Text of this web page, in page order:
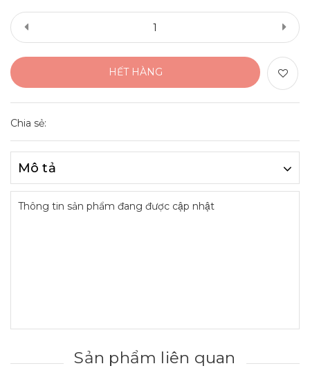
HẾT HÀNG
Chia sẻ:
Mô tả
Thông tin sản phẩm đang được cập nhật
Sản phẩm liên quan